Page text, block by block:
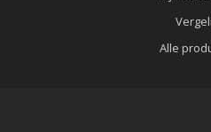
Alle